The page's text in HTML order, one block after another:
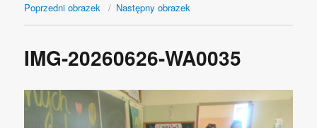
Poprzedni obrazek Następny obrazek
IMG-20260626-WA0035